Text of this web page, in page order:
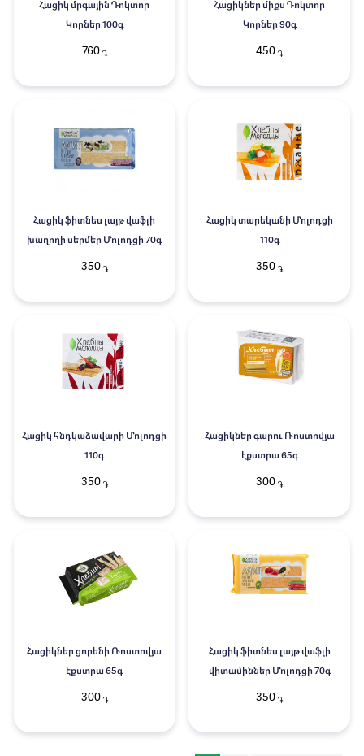
Հացիկ մրգային Դոկտոր
Կորներ 100գ
760֏
Հացիկներ միքս Դոկտոր
Կորներ 90գ
450 ֏
Հացիկ ֆիտնես լայթ վաֆլի
խաղողի սերմեր Մոլոդցի 70գ
350֏
Հացիկ տարեկանի Մոլոդցի
110գ
350 ֏
Հացիկ հնդկաձավարի Մոլոդցի
110գ
350֏
Հացիկներ գարու Ռոստովյա
էքստրա 65գ
300 ֏
Հացիկներ ցորենի Ռոստովյա
էքստրա 65գ
300֏
Հացիկ ֆիտնես լայթ վաֆլի
վիտամիններ Մոլոդցի 70գ
350 ֏